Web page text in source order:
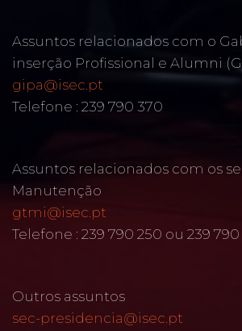
Assuntos relacionados com o
inserção Profissional e Alumni
gipa@isec.pt
Telefone : 239 790 370
Assuntos relacionados com os
Manutenção
gtmi@isec.pt
Telefone : 239 790 250 ou 239 790
Outros assuntos
sec-presidencia@isec.pt